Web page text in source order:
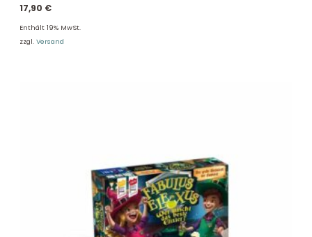
17,90 €
Enthält 19% MwSt.
zzgl. Versand